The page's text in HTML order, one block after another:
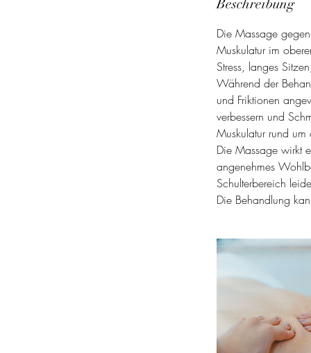
.
-
1
S
t
d
Beschreibung
Die Massage
Muskulatur im
Stress, langes
Während der
und Friktionen
verbessern und
Muskulatur rund
Die Massage wirkt
angenehmes
Schulterbereich
Die Behandlung